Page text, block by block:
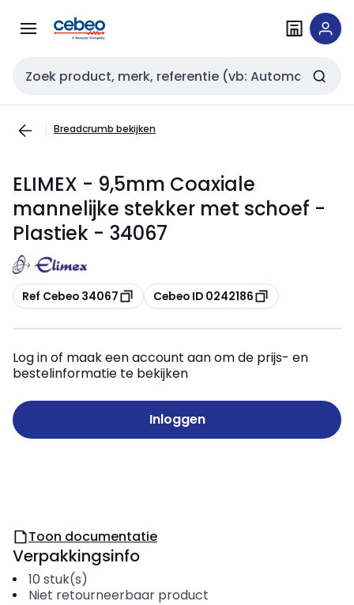
naar
naar
Zoekveld invoer
Breadcrumb bekijken
ELIMEX - 9,5mm Coaxiale
mannelijke stekker met schoef -
Plastiek - 34067
Kopiëren
Ref Cebeo 34067 Kopiëren
Cebeo ID 0242186
Log in of maak een account aan om de prijs- en
bestelinformatie te bekijken
Inloggen
Toon documentatie
Verpakkingsinfo
10 stuk(s)
Niet retourneerbaar product